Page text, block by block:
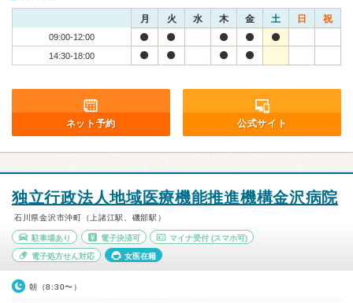
月 火 水 木 金 土 日 祝
09:00-12:00
14:30-18:00
ネット予約 公式サイト
独立行政法人地域医療機能推進機構金沢病院
石川県金沢市沖町（上諸江駅、磯部駅）
駐車場あり 電子決済可 マイナ受付 (スマホ可)
電子処方せん対応 女医在籍
朝（8:30〜）